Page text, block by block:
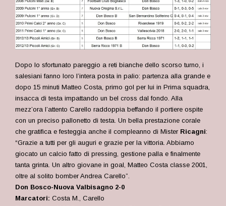
Dopo lo sfortunato pareggio a reti bianche dello scorso turno, i
salesiani fanno loro l’intera posta in palio: partenza alla grande e
dopo 15 minuti Matteo Costa, primo gol per lui in Prima squadra,
insacca di testa impattando un bel cross dal fondo. Alla
mezz’ora l’attento Carello raddoppia beffando il portiere ospite
con un preciso pallonetto di testa. Un bella prestazione corale
che gratifica e festeggia anche il compleanno di Mister Ricagni:
“Grazie a tutti per gli auguri e grazie per la vittoria. Abbiamo
giocato un calcio fatto di pressing, gestione palla e finalmente
tanta grinta. Un altro giovane in goal, Matteo Costa classe 2001,
oltre al solito bomber Andrea Carello”.
Don Bosco-Nuova Valbisagno 2-0
Marcatori: Costa M., Carello